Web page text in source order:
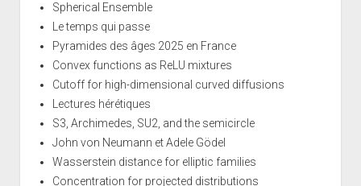
Spherical Ensemble
Le temps qui passe
Pyramides des âges 2025 en France
Convex functions as ReLU mixtures
Cutoff for high-dimensional curved diffusions
Lectures hérétiques
S3, Archimedes, SU2, and the semicircle
John von Neumann et Adele Gödel
Wasserstein distance for elliptic families
Concentration for projected distributions